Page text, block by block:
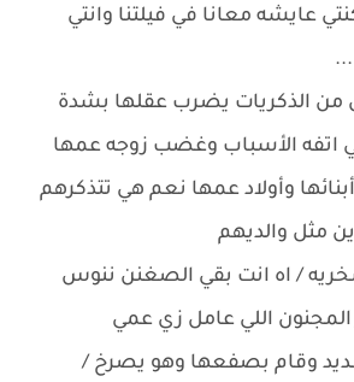
عايشه معانا في فيلتنا وانتي
الذكريات يضرب عقلها بشدة
اتفه الأسباب وغضب زوجه عمها
وأولاد عمها نعم هي تتذكرهم
مثل والديهم
/ اه انت بقي الصغنن ننوس
المجنون اللي عامل زي عمي
وقام بصفعها وهو يصرخ /